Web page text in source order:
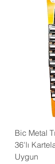
Bic Metal
36'lı
Uygun